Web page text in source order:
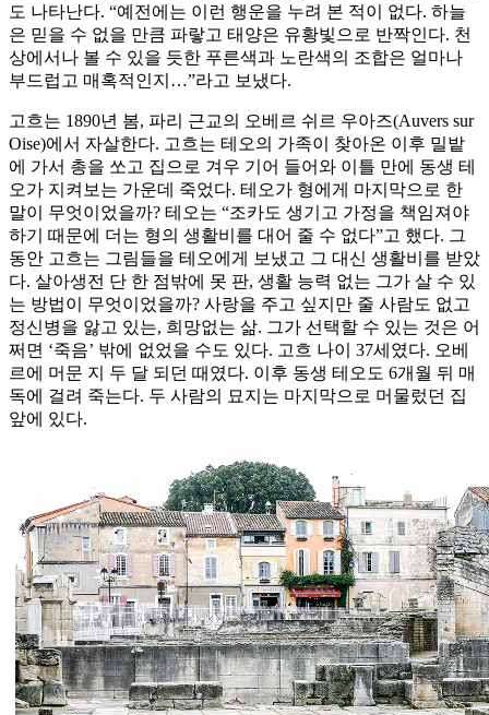
도 나타난다. “예전에는 이런 행운을 누려 본 적이 없다. 하늘
은 믿을 수 없을 만큼 파랗고 태양은 유황빛으로 반짝인다. 천
상에서나 볼 수 있을 듯한 푸른색과 노란색의 조합은 얼마나
부드럽고 매혹적인지…”라고 보냈다.
고흐는 1890년 봄, 파리 근교의 오베르 쉬르 우아즈(Auvers sur
Oise)에서 자살한다. 고흐는 테오의 가족이 찾아온 이후 밀밭
에 가서 총을 쏘고 집으로 겨우 기어 들어와 이틀 만에 동생 테
오가 지켜보는 가운데 죽었다. 테오가 형에게 마지막으로 한
말이 무엇이었을까? 테오는 “조카도 생기고 가정을 책임져야
하기 때문에 더는 형의 생활비를 대어 줄 수 없다”고 했다. 그
동안 고흐는 그림들을 테오에게 보냈고 그 대신 생활비를 받았
다. 살아생전 단 한 점밖에 못 판, 생활 능력 없는 그가 살 수 있
는 방법이 무엇이었을까? 사랑을 주고 싶지만 줄 사람도 없고
정신병을 앓고 있는, 희망없는 삶. 그가 선택할 수 있는 것은 어
쩌면 ‘죽음’ 밖에 없었을 수도 있다. 고흐 나이 37세였다. 오베
르에 머문 지 두 달 되던 때였다. 이후 동생 테오도 6개월 뒤 매
독에 걸려 죽는다. 두 사람의 묘지는 마지막으로 머물렀던 집
앞에 있다.